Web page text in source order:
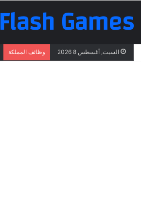
Flash Games
السبت, أغسطس 8 2026 وظائف المملكة